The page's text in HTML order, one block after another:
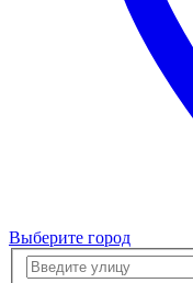
Выберите город